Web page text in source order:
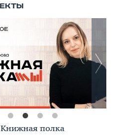
Книжная полка